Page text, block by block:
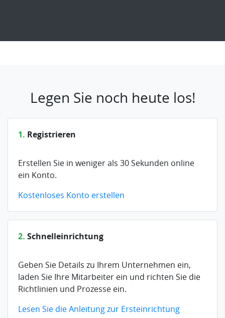
Legen Sie noch heute los!
1. Registrieren
Erstellen Sie in weniger als 30 Sekunden online
ein Konto.
Kostenloses Konto erstellen
2. Schnelleinrichtung
Geben Sie Details zu Ihrem Unternehmen ein,
laden Sie Ihre Mitarbeiter ein und richten Sie die
Richtlinien und Prozesse ein.
Lesen Sie die Anleitung zur Ersteinrichtung